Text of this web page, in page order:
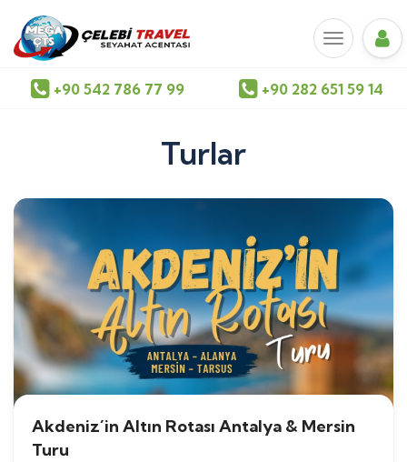
+90 542 786 77 99 +90 282 651 59 14
Turlar
Akdeniz´in Altın Rotası Antalya & Mersin
Turu